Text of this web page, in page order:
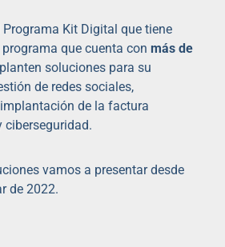
Kit Digital que tiene
que cuenta con más de
soluciones para su
de redes sociales,
de la factura
ciberseguridad.
vamos a presentar desde
de 2022.